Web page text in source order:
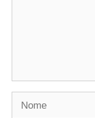
Nome